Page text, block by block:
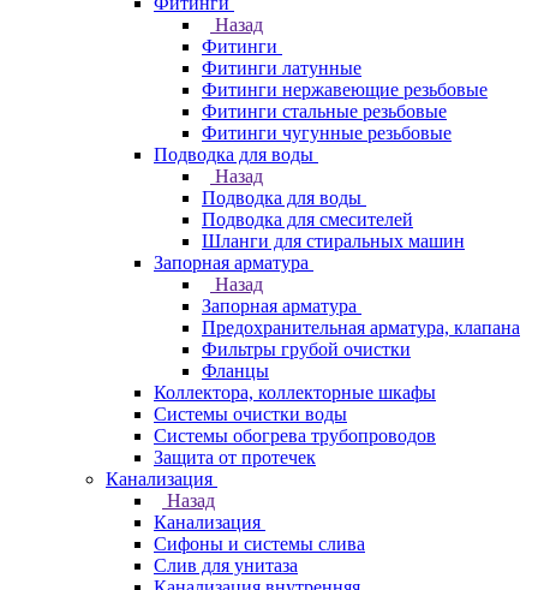
Назад
Фитинги
Фитинги латунные
Фитинги нержавеющие резьбовые
Фитинги стальные резьбовые
Фитинги чугунные резьбовые
Подводка для воды
Назад
Подводка для воды
Подводка для смесителей
Шланги для стиральных машин
Запорная арматура
Назад
Запорная арматура
Предохранительная арматура, клапана
Фильтры грубой очистки
Фланцы
Коллектора, коллекторные шкафы
Системы очистки воды
Системы обогрева трубопроводов
Защита от протечек
Канализация
Назад
Канализация
Сифоны и системы слива
Слив для унитаза